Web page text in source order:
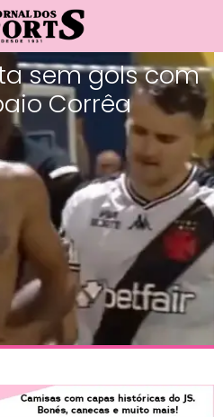
sem gols com
Corrêa